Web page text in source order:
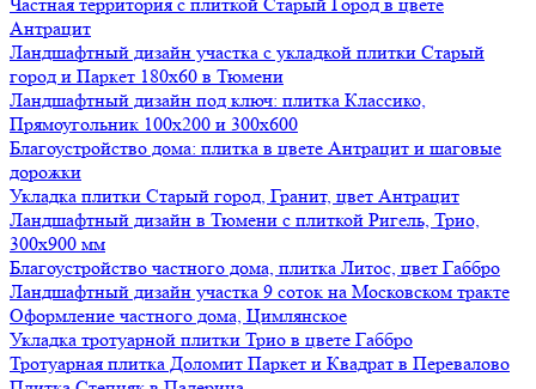
Антрацит
Ландшафтный дизайн участка с укладкой плитки Старый
город и Паркет 180х60 в Тюмени
Ландшафтный дизайн под ключ: плитка Классико,
Прямоугольник 100х200 и 300х600
Благоустройство дома: плитка в цвете Антрацит и шаговые
дорожки
Укладка плитки Старый город, Гранит, цвет Антрацит
Ландшафтный дизайн в Тюмени с плиткой Ригель, Трио,
300х900 мм
Благоустройство частного дома, плитка Литос, цвет Габбро
Ландшафтный дизайн участка 9 соток на Московском тракте
Оформление частного дома, Цимлянское
Укладка тротуарной плитки Трио в цвете Габбро
Тротуарная плитка Доломит Паркет и Квадрат в Перевалово